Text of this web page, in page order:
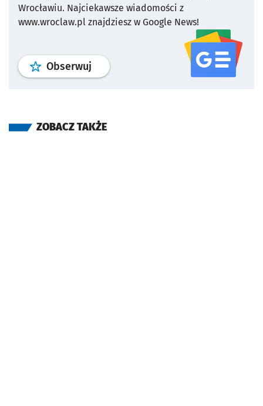
Wrocławiu. Najciekawsze wiadomości z
www.wroclaw.pl znajdziesz w Google News!
Obserwuj profil serwisu
ZOBACZ TAKŻE